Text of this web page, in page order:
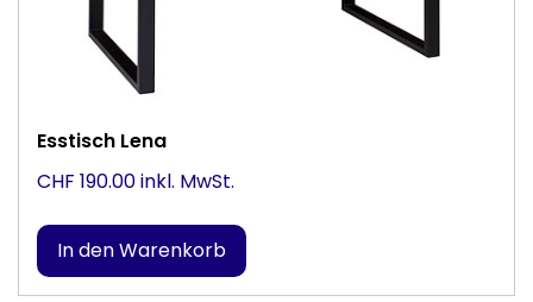
Esstisch Lena
CHF 190.00 inkl. MwSt.